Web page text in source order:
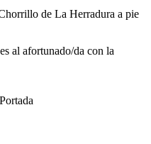
de La Herradura a pie
al afortunado/da con la
Portada